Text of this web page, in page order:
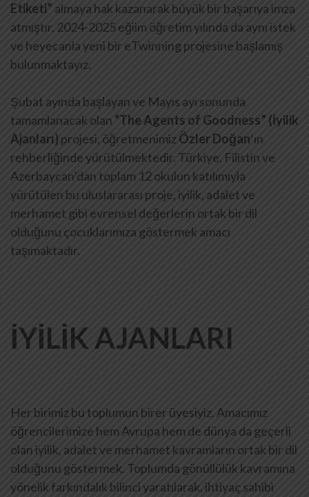
Etiketi” almaya hak kazanarak büyük bir başarıya imza
atmıştır. 2024-2025 eğiim öğretim yılında da aynı istek
ve heyecanla yeni bir eTwinning projesine başlamış
bulunmaktayız.
Şubat ayında başlayan ve Mayıs ayı sonunda
tamamlanacak olan “The Agents of Goodness” (İyilik
Ajanları) projesi, öğretmenimizÖzler Doğan‘ın
rehberliğinde yürütülmektedir. Türkiye, Filistin ve
Azerbaycan’dan toplam 12 okulun katılımıyla
yürütülen bu uluslararası proje, iyilik, adalet ve
merhamet gibi evrensel değerlerin ortak bir dil
olduğunu çocuklarımıza göstermek amacı
taşımaktadır.
İYİLİK AJANLARI
Her birimiz bu toplumun birer üyesiyiz. Amacımız
öğrencilerimize hem Avrupa hem de dünya da geçerli
olan iyilik, adalet ve merhamet kavramların ortak bir dil
olduğunu göstermek. Toplumda gönüllülük kavramına
yönelik farkındalık bilinci yaratılarak, ihtiyaç sahibi